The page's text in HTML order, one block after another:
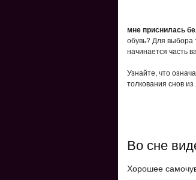
мне приснилась
обувь? Для выбора
начинается часть
Узнайте, что
толкования снов
Во сне
Хорошее